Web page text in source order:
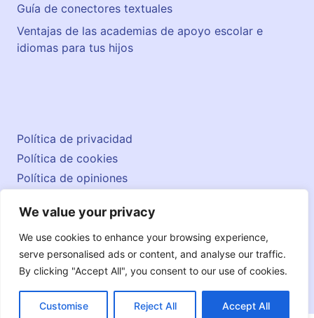
We value your privacy
We use cookies to enhance your browsing experience,
serve personalised ads or content, and analyse our traffic.
By clicking "Accept All", you consent to our use of cookies.
Customise Reject All Accept All
Guía de conectores textuales
Ventajas de las academias de apoyo escolar e
idiomas para tus hijos
© 2026 englishatlas.es
Política de privacidad
Política de cookies
Política de opiniones
Contacto